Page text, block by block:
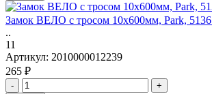
Замок ВЕЛО с тросом 10х600мм, Park, 5136
..
11
Артикул: 2010000012239
265 ₽
-
+